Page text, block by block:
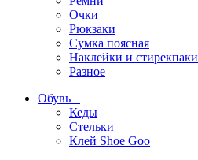
Очки
Рюкзаки
Сумка поясная
Наклейки и стирекпаки
Разное
Обувь
Кеды
Стельки
Клей Shoe Goo